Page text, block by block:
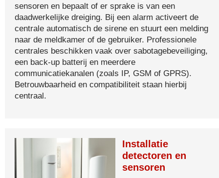
sensoren en bepaalt of er sprake is van een
daadwerkelijke dreiging. Bij een alarm activeert de
centrale automatisch de sirene en stuurt een melding
naar de meldkamer of de gebruiker. Professionele
centrales beschikken vaak over sabotagebeveiliging,
een back-up batterij en meerdere
communicatiekanalen (zoals IP, GSM of GPRS).
Betrouwbaarheid en compatibiliteit staan hierbij
centraal.
Installatie
detectoren en
sensoren